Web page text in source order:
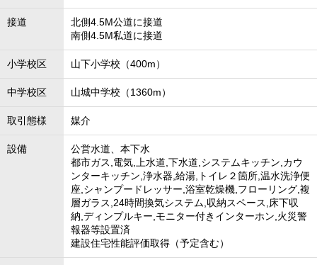
接道
北側4.5M公道に接道
南側4.5M私道に接道
小学校区 山下小学校（400m）
中学校区 山城中学校（1360m）
取引態様 媒介
設備
公営水道、本下水
都市ガス,電気,上水道,下水道,システムキッチン,カウ
ンターキッチン,浄水器,給湯,トイレ２箇所,温水洗浄便
座,シャンプードレッサー,浴室乾燥機,フローリング,複
層ガラス,24時間換気システム,収納スペース,床下収
納,ディンプルキー,モニター付きインターホン,火災警
報器等設置済
建設住宅性能評価取得（予定含む）